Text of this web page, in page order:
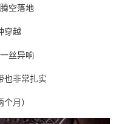
空落地
穿越
丝异响
也非常扎实
月）